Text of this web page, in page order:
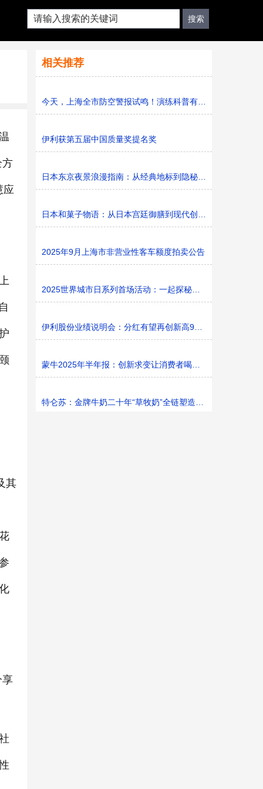
方
应
其
享
相关推荐
今天，上海全市防空警报试鸣！演练科普有序进行，人防意
伊利获第五届中国质量奖提名奖
日本东京夜景浪漫指南：从经典地标到隐秘胜地
日本和菓子物语：从日本宫廷御膳到现代创新的甜蜜传承
2025年9月上海市非营业性客车额度拍卖公告
2025世界城市日系列首场活动：一起探秘家门口的“魔法花园”
伊利股份业绩说明会：分红有望再创新高9%利润率目标不变
蒙牛2025年半年报：创新求变让消费者喝上奶、喝好奶、喝
特仑苏：金牌牛奶二十年“草牧奶”全链塑造有机新矩阵